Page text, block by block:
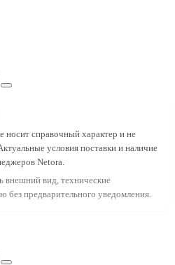
носит справочный характер и не
условия поставки и наличие
Netora.
внешний вид, технические
без предварительного уведомления.